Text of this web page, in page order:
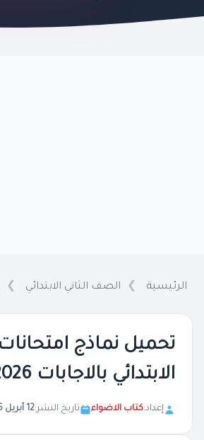
الرئيسية الصف الثاني الابتدائي
الابتدائي بالاجابات 2026 PDF
إعداد:كتاب الاضواء تاريخ النشر:12 أبريل 2026